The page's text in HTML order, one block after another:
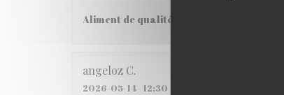
Aliment de qualité, Très bon pas si cher
angeloz C
2026-05-14- 12:30 - Ospiti 3